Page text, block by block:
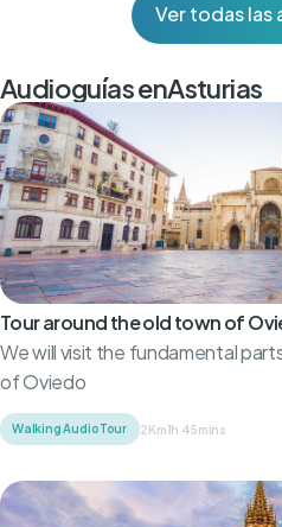
Ver todas las
Audioguías enAsturias
Tour around the old town of
We will visit the fundamental
of Oviedo
Walking Audio Tour 2Km1h 45mins